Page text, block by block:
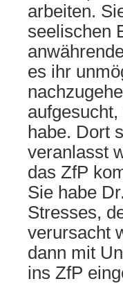
arbeiten.
seelischen
es ihr
habe. Dort
veranlasst
das ZfP
Sie habe
Stresses,
verursacht
dann mit
ins ZfP